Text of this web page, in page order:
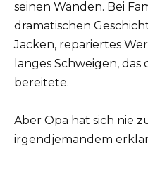
seinen Wänden. Bei
dramatischen
Jacken, repariertes
langes Schweigen,
bereitete.
Aber Opa hat sich nie
irgendjemandem